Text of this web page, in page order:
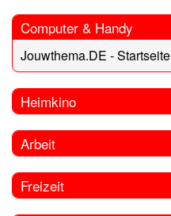
Computer & Handy
Jouwthema.DE - Startseite
Heimkino
Arbeit
Freizeit